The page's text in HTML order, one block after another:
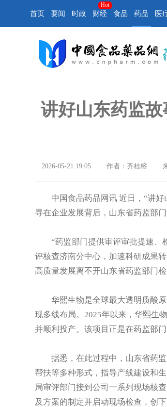
首页 要闻 时政 财经
Hot
食品 药品 医
讲好山东药监
2026-05-21 19:05 作者：齐桂榕
中国食品药品网讯 近日，“讲好
寻在企业发展背后，山东省药监部
“药监部门提供审评审批提速、检
评核查济南分中心，加速科研成果
高质量发展离不开山东省药监部门
华熙生物是全球最大透明质酸原
现多线布局。2025年以来，华熙生
并顺利投产。该项目正是在药监部
据悉，在此过程中，山东省药监
帮扶等多种形式，指导产线建设和
局审评部门接到公司一系列现场核
及方案的制定并启动现场检查，创